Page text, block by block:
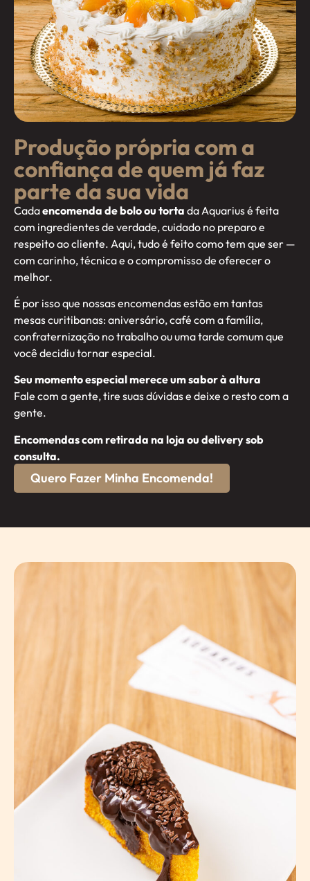
Produção própria com a
confiança de quem já faz
parte da sua vida
Cadaencomenda de bolo ou torta da Aquarius é feita
com ingredientes de verdade, cuidado no preparo e
respeito ao cliente. Aqui, tudo é feito como tem que ser —
com carinho, técnica e o compromisso de oferecer o
melhor.
É por isso que nossas encomendas estão em tantas
mesas curitibanas: aniversário, café com a família,
confraternização no trabalho ou uma tarde comum que
você decidiu tornar especial.
Seu momento especial merece um sabor à altura
Fale com a gente, tire suas dúvidas e deixe o resto com a
gente.
Encomendas com retirada na loja ou delivery sob
consulta.
Quero Fazer Minha Encomenda!